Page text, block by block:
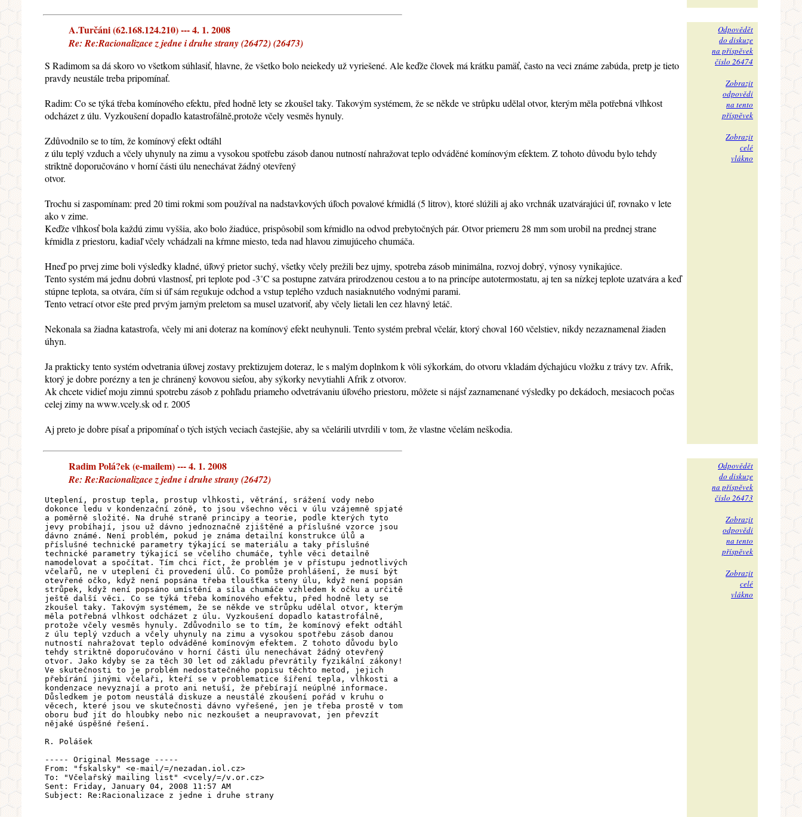
A.Turčáni (62.168.124.210) --- 4. 1. 2008
Re: Re:Racionalizace z jedne i druhe strany (26472) (26473)
S Radimom sa dá skoro vo všetkom súhlasiť, hlavne, že všetko bolo neiekedy už vyriešené. Ale keďže človek má krátku pamäť, často na veci známe zabúda, pretp je tieto
pravdy neustále treba pripomínať.
Radim: Co se týká třeba komínového efektu, před hodně lety se zkoušel taky. Takovým systémem, že se někde ve strůpku udělal otvor, kterým měla potřebná vlhkost
odcházet z úlu. Vyzkoušení dopadlo katastrofálně,protože včely vesměs hynuly.
Zdůvodnilo se to tím, že komínový efekt odtáhl
z úlu teplý vzduch a včely uhynuly na zimu a vysokou spotřebu zásob danou nutností nahražovat teplo odváděné komínovým efektem. Z tohoto důvodu bylo tehdy
striktně doporučováno v horní části úlu nenechávat žádný otevřený
otvor.
Trochu si zaspomínam: pred 20 timi rokmi som používal na nadstavkových úľoch povalové kŕmidlá (5 litrov), ktoré slúžili aj ako vrchnák uzatvárajúci úľ, rovnako v lete
ako v zime.
Keďže vlhkosť bola každú zimu vyššia, ako bolo žiadúce, prispôsobil som kŕmidlo na odvod prebytočných pár. Otvor priemeru 28 mm som urobil na prednej strane
kŕmidla z priestoru, kadiaľ včely vchádzali na kŕmne miesto, teda nad hlavou zimujúceho chumáča.
Hneď po prvej zime boli výsledky kladné, úľový prietor suchý, všetky včely prežili bez ujmy, spotreba zásob minimálna, rozvoj dobrý, výnosy vynikajúce.
Tento systém má jednu dobrú vlastnosť, pri teplote pod -3˚C sa postupne zatvára prirodzenou cestou a to na princípe autotermostatu, aj ten sa nízkej teplote uzatvára a keď
stúpne teplota, sa otvára, čím si úľ sám regukuje odchod a vstup teplého vzduch nasiaknutého vodnými parami.
Tento vetrací otvor ešte pred prvým jarným preletom sa musel uzatvoriť, aby včely lietali len cez hlavný letáč.
Nekonala sa žiadna katastrofa, včely mi ani doteraz na komínový efekt neuhynuli. Tento systém prebral včelár, ktorý choval 160 včelstiev, nikdy nezaznamenal žiaden
úhyn.
Ja prakticky tento systém odvetrania úľovej zostavy prektizujem doteraz, le s malým doplnkom k vôli sýkorkám, do otvoru vkladám dýchajúcu vložku z trávy tzv. Afrik,
ktorý je dobre porézny a ten je chránený kovovou sieťou, aby sýkorky nevytiahli Afrik z otvorov.
Ak chcete vidieť moju zimnú spotrebu zásob z pohľadu priameho odvetrávaniu úľového priestoru, môžete si nájsť zaznamenané výsledky po dekádoch, mesiacoch počas
celej zimy na www.vcely.sk od r. 2005
Aj preto je dobre písať a pripomínať o tých istých veciach častejšie, aby sa včelárili utvrdili v tom, že vlastne včelám neškodia.
Odpovědět
do diskuze
na příspěvek
číslo 26474
Zobrazit
odpovědi
na tento
příspěvek
Zobrazit
celé
vlákno
Radim Polá?ek (e-mailem) --- 4. 1. 2008
Re: Re:Racionalizace z jedne i druhe strany (26472)
Uteplení, prostup tepla, prostup vlhkosti, větrání, srážení vody nebo
dokonce ledu v kondenzační zóně, to jsou všechno věci v úlu vzájemně spjaté
a poměrně složité. Na druhé straně principy a teorie, podle kterých tyto
jevy probíhají, jsou už dávno jednoznačně zjištěné a příslušné vzorce jsou
dávno známé. Není problém, pokud je známa detailní konstrukce úlů a
příslušné technické parametry týkající se materiálu a taky příslušné
technické parametry týkající se včelího chumáče, tyhle věci detailně
namodelovat a spočítat. Tím chci říct, že problém je v přístupu jednotlivých
včelařů, ne v uteplení či provedení úlů. Co pomůže prohlášení, že musí být
otevřené očko, když není popsána třeba tloušťka steny úlu, když není popsán
strůpek, když není popsáno umístění a síla chumáče vzhledem k očku a určitě
ještě další věci. Co se týká třeba komínového efektu, před hodně lety se
zkoušel taky. Takovým systémem, že se někde ve strůpku udělal otvor, kterým
měla potřebná vlhkost odcházet z úlu. Vyzkoušení dopadlo katastrofálně,
protože včely vesměs hynuly. Zdůvodnilo se to tím, že komínový efekt odtáhl
z úlu teplý vzduch a včely uhynuly na zimu a vysokou spotřebu zásob danou
nutností nahražovat teplo odváděné komínovým efektem. Z tohoto důvodu bylo
tehdy striktně doporučováno v horní části úlu nenechávat žádný otevřený
otvor. Jako kdyby se za těch 30 let od základu převrátily fyzikální zákony!
Ve skutečnosti to je problém nedostatečného popisu těchto metod, jejich
přebírání jinými včelaři, kteří se v problematice šíření tepla, vlhkosti a
kondenzace nevyznají a proto ani netuší, že přebírají neúplné informace.
Důsledkem je potom neustálá diskuze a neustálé zkoušení pořád v kruhu o
věcech, které jsou ve skutečnosti dávno vyřešené, jen je třeba prostě v tom
oboru buď jít do hloubky nebo nic nezkoušet a neupravovat, jen převzít
nějaké úspěšné řešení.
R. Polášek
----- Original Message -----
From: "fskalsky" <e-mail/=/nezadan.iol.cz>
To: "Včelařský mailing list" <vcely/=/v.or.cz>
Sent: Friday, January 04, 2008 11:57 AM
Subject: Re:Racionalizace z jedne i druhe strany
Odpovědět
do diskuze
na příspěvek
číslo 26473
Zobrazit
odpovědi
na tento
příspěvek
Zobrazit
celé
vlákno